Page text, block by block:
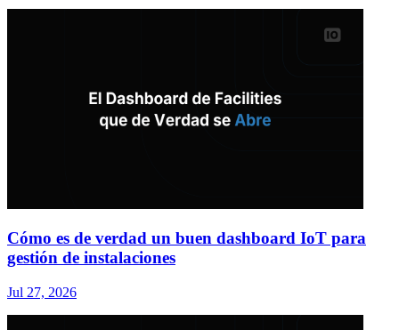
Cómo es de verdad un buen dashboard IoT para
gestión de instalaciones
Jul 27, 2026